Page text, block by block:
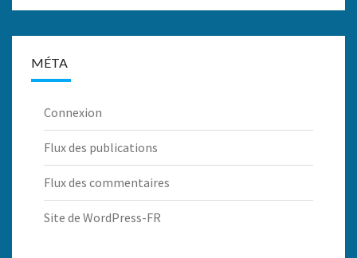
MÉTA
Connexion
Flux des publications
Flux des commentaires
Site de WordPress-FR